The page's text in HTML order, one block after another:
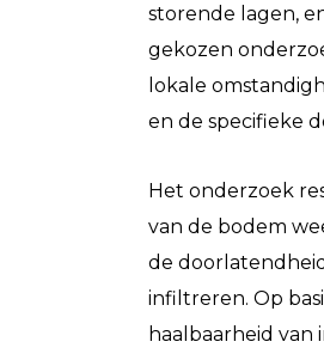
storende lagen,
gekozen
lokale
en de specifieke
Het onderzoek
van de bodem
de
infiltreren. Op
haalbaarheid van